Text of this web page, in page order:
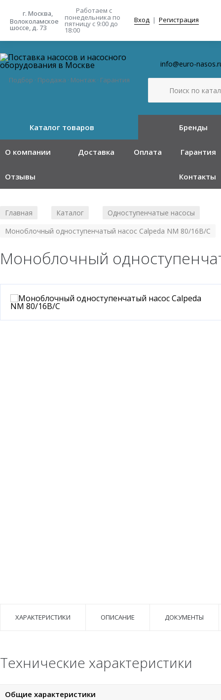
г. Москва,
Волоколамское
шоссе, д. 73
Работаем с
понедельника по
пятницу с 9:00 до
18:00
Вход | Регистрация
Подбор · Продажа · Монтаж · Гарантия
info@euro-
Каталог товаров Бренды
О компании Доставка Оплата Гарантия
Отзывы Контакты
Главная Каталог Одноступенчатые насосы
Моноблочный одноступенчатый насос Calpeda NM 80/16B/C
Моноблочный
ХАРАКТЕРИСТИКИ ОПИСАНИЕ ДОКУМЕНТЫ
Технические характеристики
Общие характеристики